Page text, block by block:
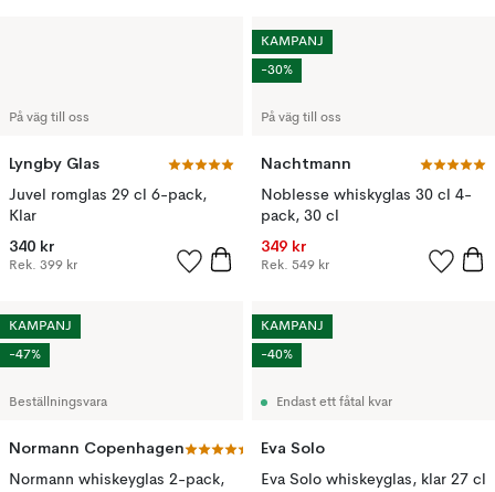
På väg till oss
Lyngby Glas
Juvel romglas 29 cl 6-pack,
Klar
340 kr
Rek. 399 kr
På väg till oss
Nachtmann
Noblesse whiskyglas 30 cl 4-
pack, 30 cl
349 kr
Rek. 549 kr
KAMPANJ
-30%
Beställningsvara
Normann Copenhagen
Normann whiskeyglas 2-pack,
KAMPANJ
-47%
Endast ett fåtal kvar
Eva Solo
Eva Solo whiskeyglas, klar 27 cl
KAMPANJ
-40%